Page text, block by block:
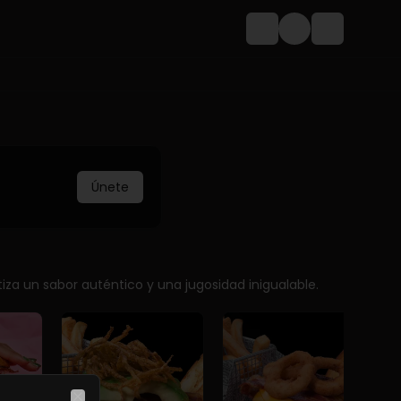
Login
Únete
un sabor auténtico y una jugosidad inigualable.